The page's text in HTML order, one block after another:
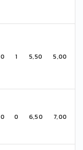
0 1 5,50 5,00
0 0 6,50 7,00